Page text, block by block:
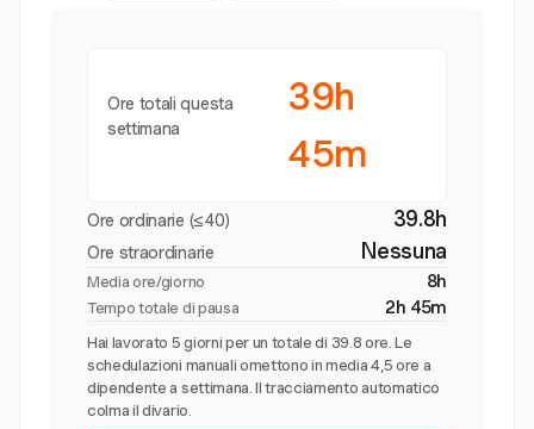
Ore totali questa
settimana
39h
45m
Ore ordinarie (≤40) 39.8h
Ore straordinarie Nessuna
Media ore/giorno 8h
Tempo totale di pausa 2h 45m
Hai lavorato 5 giorni per un totale di 39.8 ore. Le
schedulazioni manuali omettono in media 4,5 ore a
dipendente a settimana. Il tracciamento automatico
colma il divario.